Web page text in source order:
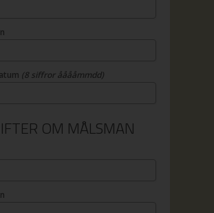
(8 siffror ååååmmdd)
OM MÅLSMAN